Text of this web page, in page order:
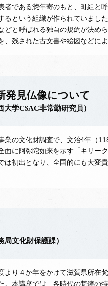
である惣年寄のもと、町組と
るという組織が作られていまし
どと呼ばれる独自の規約が決め
残された古文書や絵図などによ
発見仏像について
学CSAC非常勤研究員）
の文化財調査で、文治4年（
面に阿弥陀如来を示す「キリー
は初出となり、全国的にも大変
文化財保護課）
り４か年をかけて滋賀県所在
。本講座では、各時代の梵鐘の